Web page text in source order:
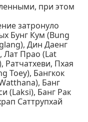
при этом
затронуло
Бунг Кум (Bung
Дин Даенг
Лат Прао (Lat
Ратчатхеви, Пхая
Toey), Бангкок
Банг
(Laksi), Банг Рак
Саттрупхай